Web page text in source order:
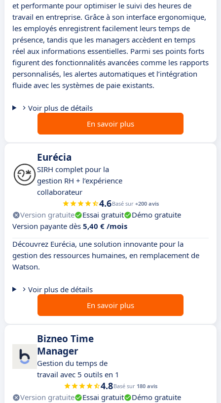
et performante pour optimiser le suivi des heures de
travail en entreprise. Grâce à son interface ergonomique,
les employés enregistrent facilement leurs temps de
présence, tandis que les managers accèdent en temps
réel aux informations essentielles. Parmi ses points forts
figurent des fonctionnalités avancées comme les rapports
personnalisés, les alertes automatiques et l’intégration
fluide avec les systèmes de paie existants.
Voir plus de détails
En savoir plus
Eurécia
SIRH complet pour la
gestion RH + l’expérience
collaborateur
4.6Basé sur +200 avis
Version gratuite Essai gratuit
Démo gratuite
Version payante dès 5,40 € /mois
Découvrez Eurécia, une solution innovante pour la
gestion des ressources humaines, en remplacement de
Watson.
Voir plus de détails
En savoir plus
Bizneo Time
Manager
Gestion du temps de
travail avec 5 outils en 1
4.8Basé sur 180 avis
Version gratuite Essai gratuit
Démo gratuite